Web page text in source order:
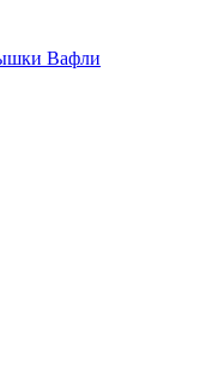
Вафли